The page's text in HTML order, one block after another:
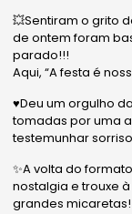
💥Sentiram o grito
de ontem foram
parado!!!
Aqui, “A festa é
♥️Deu um orgulho
tomadas por uma
testemunhar
✨A volta do
nostalgia e trouxe
grandes micaretas!